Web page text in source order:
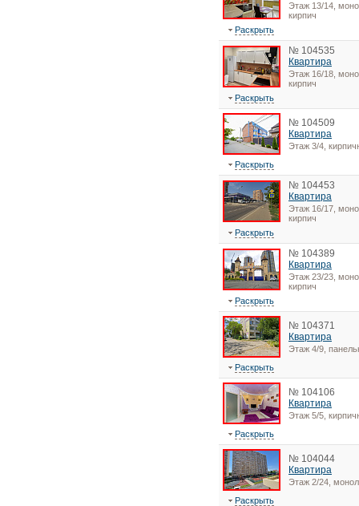
Этаж 13/14,
кирпич
Раскрыть
№ 104535
Квартира
Этаж 16/18,
кирпич
Раскрыть
№ 104509
Квартира
Этаж 3/4,
Раскрыть
№ 104453
Квартира
Этаж 16/17,
кирпич
Раскрыть
№ 104389
Квартира
Этаж 23/23,
кирпич
Раскрыть
№ 104371
Квартира
Этаж 4/9,
Раскрыть
№ 104106
Квартира
Этаж 5/5,
Раскрыть
№ 104044
Квартира
Этаж 2/24,
Раскрыть